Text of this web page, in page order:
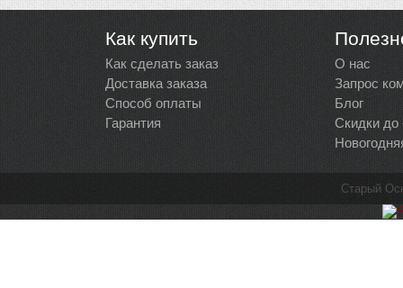
Как купить
Как сделать заказ
Доставка заказа
Способ оплаты
Гарантия
О нас
Запрос
Блог
Скидки до
Старый